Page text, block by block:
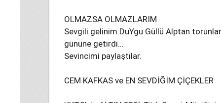
OLMAZSA OLMAZLARIM
Sevgili gelinim DuYgu Güllü Alptan
gününe getirdi…
Sevincimi paylaştılar.
CEM KAFKAS ve EN SEVDİĞİM ÇİÇEKLER